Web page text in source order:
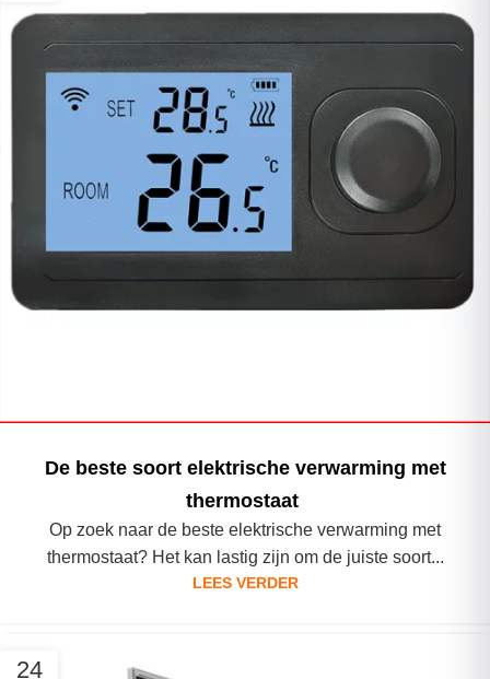
De beste soort elektrische verwarming met
thermostaat
Op zoek naar de beste elektrische verwarming met
thermostaat? Het kan lastig zijn om de juiste soort...
LEES VERDER
24